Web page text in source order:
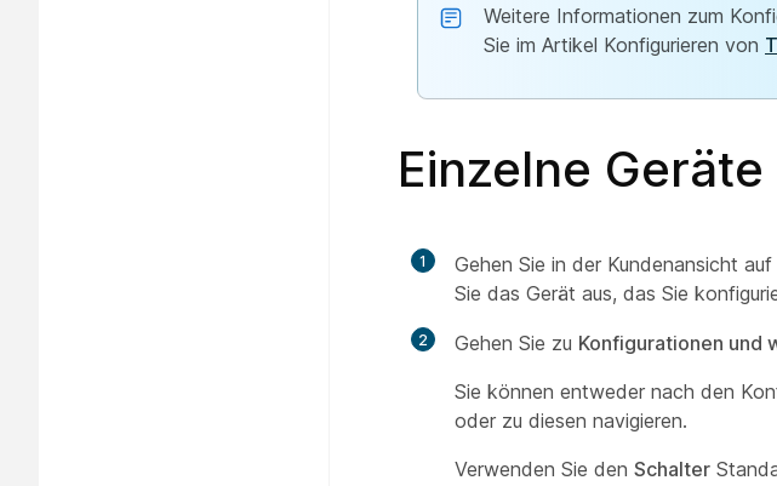
Weitere Informationen zum
Sie im Artikel Konfigurieren von
Einzelne
1 Gehen Sie in der Kundenansicht auf
Sie das Gerät aus, das Sie
2 Gehen Sie zu Konfigurationen und
Sie können entweder nach den
oder zu diesen navigieren.
Verwenden Sie den Schalter